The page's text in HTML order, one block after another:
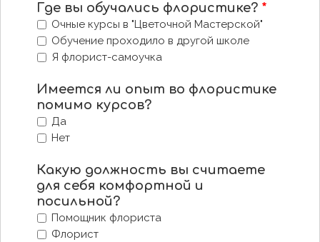
Где вы обучались флористике? *
Очные курсы в "Цветочной Мастерской"
Обучение проходило в другой школе
Я флорист-самоучка
Имеется ли опыт во флористике
помимо курсов?
Да
Нет
Какую должность вы считаете
для себя комфортной и
посильной?
Помощник флориста
Флорист